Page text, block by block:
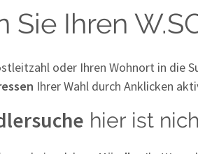
Sie Ihren
oder Ihren Wohnort in die
Ihrer Wahl durch Anklicken
hier ist